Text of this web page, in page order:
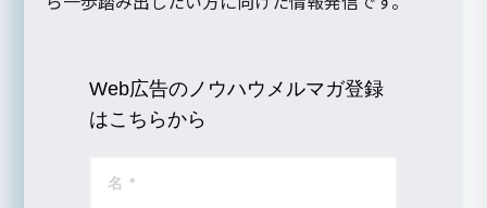
Web広告のノウハウメルマガ登録
はこちらから